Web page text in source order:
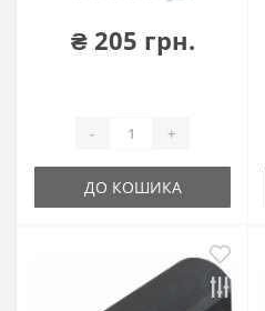
₴ 205 грн.
- +
ДО КОШИКА